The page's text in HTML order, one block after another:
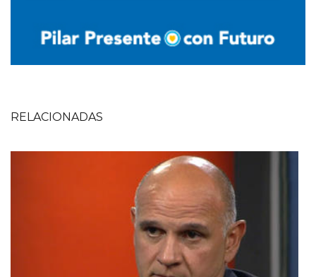
RELACIONADAS